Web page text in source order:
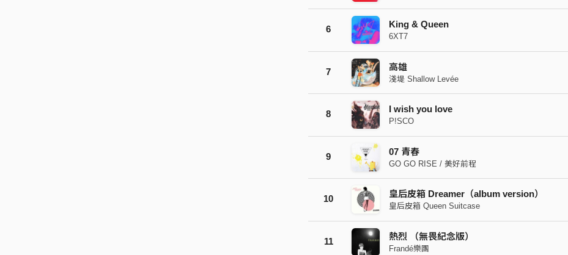
6 King & Queen
6XT7
7 高雄
淺堤 Shallow Levée
8 I wish you love
P!SCO
9 07 青春
GO GO RISE / 美好前程
10 皇后皮箱 Dreamer（album version）
皇后皮箱 Queen Suitcase
11 熱烈 （無畏紀念版）
Frandé樂團